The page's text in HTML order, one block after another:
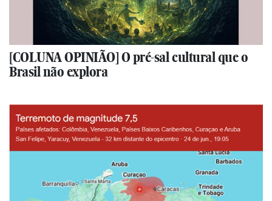
[COLUNA OPINIÃO] O pré-sal cultural que o
Brasil não explora